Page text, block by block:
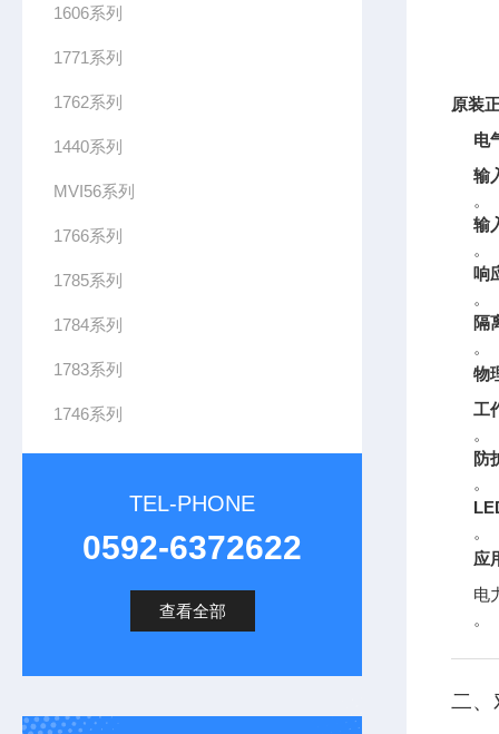
1606系列
1771系列
1762系列
1440系列
MVI56系列
1766系列
1785系列
1784系列
1783系列
1746系列
TEL-PHONE
0592-6372622
查看全部
原装
电
输
。
输
。
响
。
隔
。
物
工
。
防
。
。
应
电
。
二、